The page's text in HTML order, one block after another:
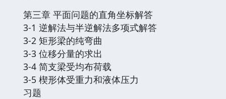
第三章 平面问题的直角坐标解答
3-1 逆解法与半逆解法多项式解答
3-2 矩形梁的纯弯曲
3-3 位移分量的求出
3-4 简支梁受均布荷载
3-5 楔形体受重力和液体压力
习题